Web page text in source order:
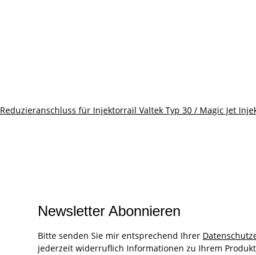
Reduzieranschluss für Injektorrail Valtek Typ 30 / Magic Jet
Newsletter Abonnieren
Bitte senden Sie mir entsprechend Ihrer
jederzeit widerruflich Informationen zu Ihrem